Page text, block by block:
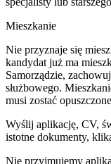
Mieszkanie
Nie przyznaje się
kandydat już ma
Samorządzie,
służbowego.
musi zostać
Wyślij aplikację, CV,
istotne dokumenty,
Nie przyjmujemy